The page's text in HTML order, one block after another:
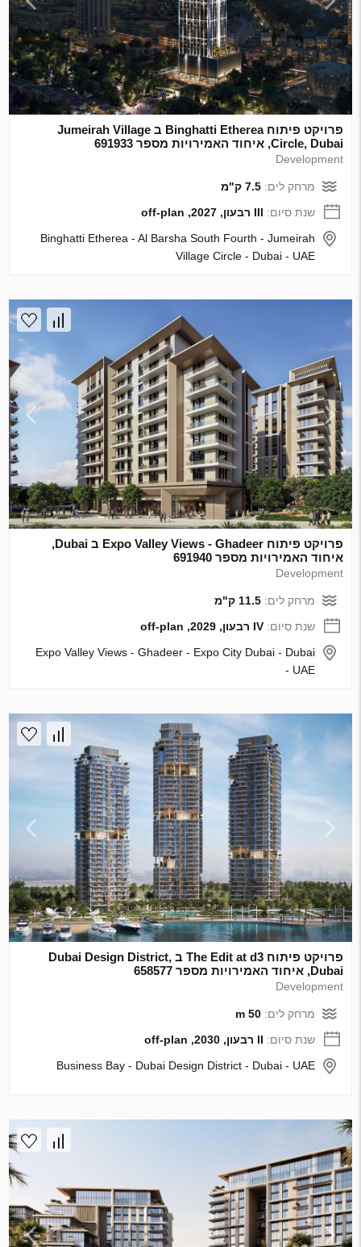
פרויקט פיתוח Binghatti Etherea ב Jumeirah Village
Circle, Dubai, איחוד האמירויות מספר 691933
Development
מרחק לים:7.5 ק"מ
שנת סיום: III רבעון, 2027, off-plan
Binghatti Etherea - Al Barsha South Fourth - Jumeirah
Village Circle - Dubai - UAE
פרויקט פיתוח Expo Valley Views - Ghadeer ב Dubai,
איחוד האמירויות מספר 691940
Development
מרחק לים:11.5 ק"מ
שנת סיום:IV רבעון, 2029, off-plan
Expo Valley Views - Ghadeer - Expo City Dubai - Dubai
- UAE
פרויקט פיתוח The Edit at d3 ב Dubai Design District,
Dubai, איחוד האמירויות מספר 658577
Development
מרחק לים:50 m
שנת סיום: II רבעון, 2030, off-plan
Business Bay - Dubai Design District - Dubai - UAE